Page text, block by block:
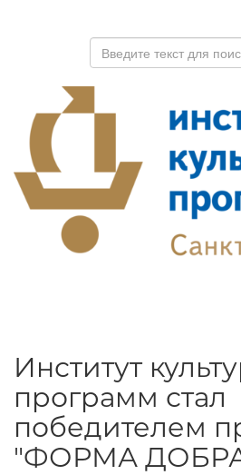
Институт
программ стал
победителем
"ФОРМА